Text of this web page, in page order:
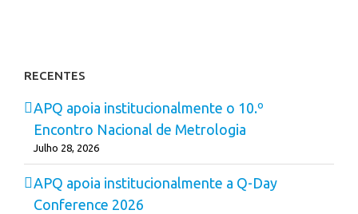
RECENTES
APQ apoia institucionalmente o 10.º
Encontro Nacional de Metrologia
Julho 28, 2026
APQ apoia institucionalmente a Q-Day
Conference 2026